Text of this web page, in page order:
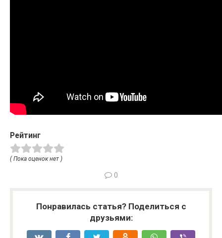
Рейтинг
( Пока оценок нет )
0
Понравилась статья? Поделиться с
друзьями: